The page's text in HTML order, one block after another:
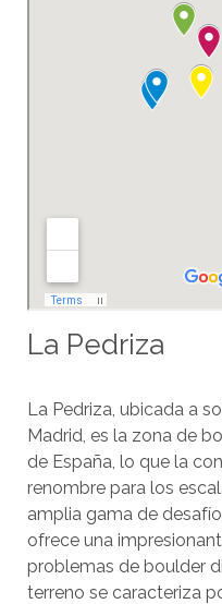
La Pedriza
La Pedriza, ubicada a
Madrid, es la zona de
de España, lo que la
renombre para los
amplia gama de
ofrece una
problemas de boulder
terreno se caracteriza